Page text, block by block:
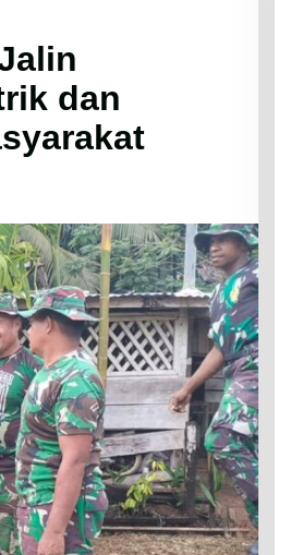
dan